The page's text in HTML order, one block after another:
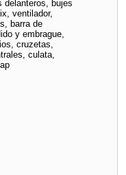
delanteros, bujes
ventilador,
barra de
y embrague,
cruzetas,
culata,